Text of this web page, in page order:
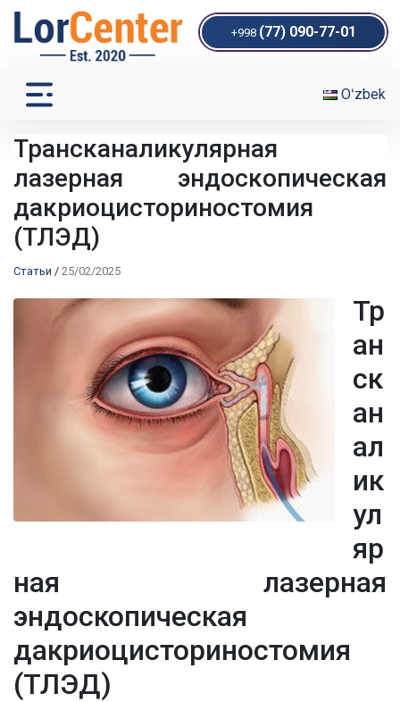
+998 (77) 090-77-01
Oʻzbek
Трансканаликулярная
лазерная эндоскопическая
дакриоцисториностомия
(ТЛЭД)
Статьи / 25/02/2025
Тр
ан
ск
ан
ал
ик
ул
яр
ная лазерная
эндоскопическая
дакриоцисториностомия
(ТЛЭД)